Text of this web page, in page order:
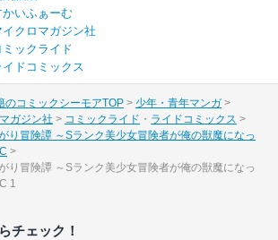
かいふぁーむ
イクロマガジン社
ミックライド
イドコミックス
のコミックシーモアTOP
少年・青年マンガ
ガジン社 コミックライド
ライドコミックス
り冒険譚 ～Sランク美少女冒険者が俺の獣魔になっ
り冒険譚 ～Sランク美少女冒険者が俺の獣魔になっ
1
チェック！